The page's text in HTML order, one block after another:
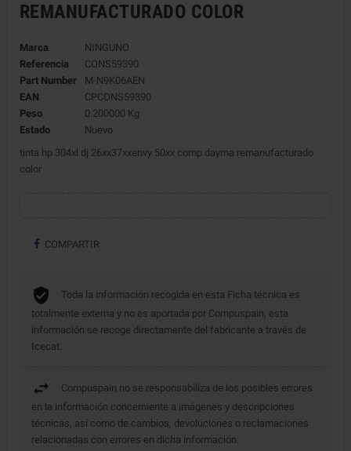
REMANUFACTURADO COLOR
Marca
NINGUNO
Referencia
CONS59390
Part Number
M-N9K06AEN
EAN
CPCONS59390
Peso
0.200000 Kg
Estado
Nuevo
tinta hp 304xl dj 26xx37xxenvy 50xx comp dayma remanufacturado
color
COMPARTIR
Toda la información recogida en esta Ficha técnica es
totalmente externa y no es aportada por Compuspain, esta
información se recoge directamente del fabricante a través de
Icecat.
Compuspain no se responsabiliza de los posibles errores
en la información concerniente a imágenes y descripciones
técnicas, así como de cambios, devoluciones o reclamaciones
relacionadas con errores en dicha información.